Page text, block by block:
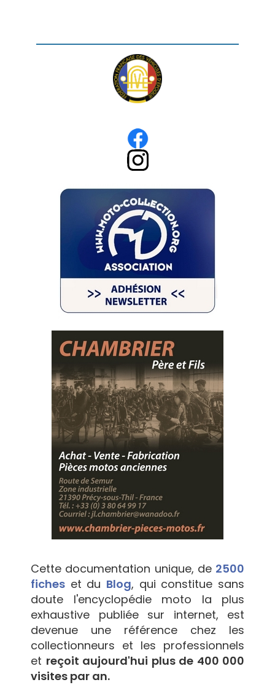
Cette documentation unique, de 2500
fiches et du Blog, qui constitue sans
doute l'encyclopédie moto la plus
exhaustive publiée sur internet, est
devenue une référence chez les
collectionneurs et les professionnels
et reçoit aujourd'hui plus de 400 000
visites par an.